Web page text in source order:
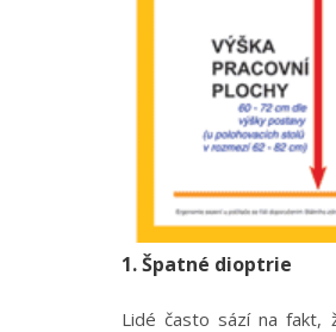
1. Špatné dioptrie
Lidé často sází na fakt,